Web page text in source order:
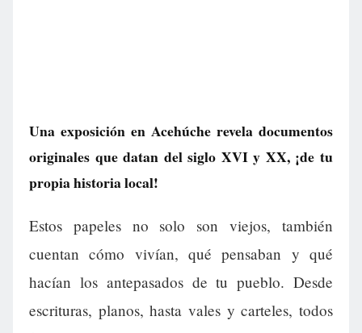
Una exposición en Acehúche revela documentos
originales que datan del siglo XVI y XX, ¡de tu
propia historia local!
Estos papeles no solo son viejos, también
cuentan cómo vivían, qué pensaban y qué
hacían los antepasados de tu pueblo. Desde
escrituras, planos, hasta vales y carteles, todos